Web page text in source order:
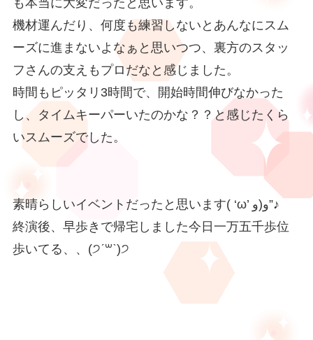
も本当に大変だったと思います。
機材運んだり、何度も練習しないとあんなにスム
ーズに進まないよなぁと思いつつ、裏方のスタッ
フさんの支えもプロだなと感じました。
時間もピッタリ3時間で、開始時間伸びなかった
し、タイムキーパーいたのかな？？と感じたくら
いスムーズでした。
素晴らしいイベントだったと思います( ‘ω’ و(و”♪
終演後、早歩きで帰宅しました今日一万五千歩位
歩いてる、、(੭ˊ꒳​ˋ)੭